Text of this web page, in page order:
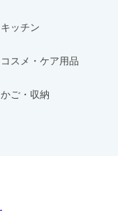
キッチン
コスメ・ケア用品
かご・収納